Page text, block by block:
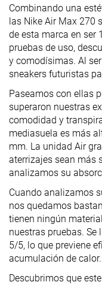
Combinando una
las Nike Air Max 270
de esta marca en ser
pruebas de uso,
y comodísimas. Al
sneakers futuristas
Paseamos con ellas
superaron nuestras
comodidad y
mediasuela es más
mm. La unidad Air
aterrizajes sean más
analizamos su
Cuando analizamos
nos quedamos
tienen ningún
nuestras pruebas.
5/5, lo que previene
acumulación de calor.
Descubrimos que